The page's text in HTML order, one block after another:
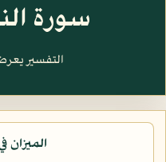
سورة
التفسير يعرض
الميزان